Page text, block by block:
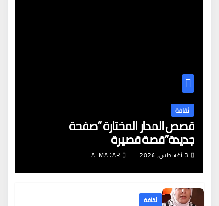
ثقافة
قصص المدار المختارة “صفحة
جديدة”قصة قصيرة
3 أغسطس، 2026 ALMADAR
ثقافة